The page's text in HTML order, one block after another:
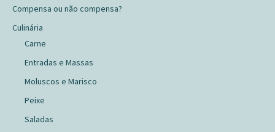
Compensa ou não compensa?
Culinária
Carne
Entradas e Massas
Moluscos e Marisco
Peixe
Saladas